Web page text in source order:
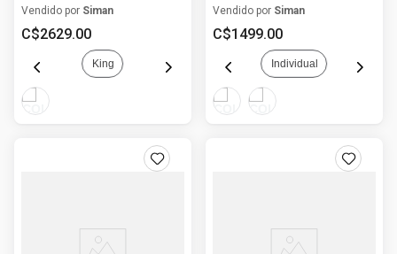
Vendido por Siman
C$2629.00
King
200h
Vendido por Siman
C$1499.00
Individual